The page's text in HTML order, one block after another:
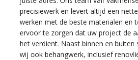
precisiewerk en levert altijd een
werken met de beste materialen en
ervoor te zorgen dat uw project de
het verdient. Naast binnen en buiten
wij ook behangwerk, inclusief